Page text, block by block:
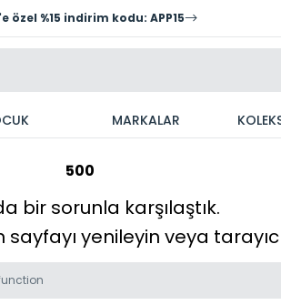
özel %15 indirim kodu: APP15
MARKALAR
500
bir sorunla karşılaştık.
yenileyin veya